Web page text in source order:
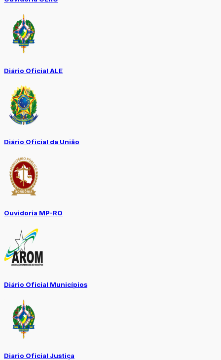
Diário Oficial ALE
Diário Oficial da União
Ouvidoria MP-RO
Diário Oficial Municípios
Diario Oficial Justiça